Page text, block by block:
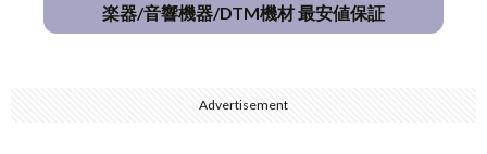
楽器/音響機器/DTM機材 最安値保証
Advertisement